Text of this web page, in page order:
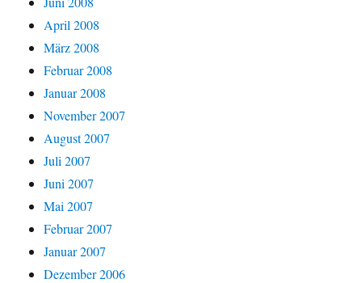
April 2008
März 2008
Februar 2008
Januar 2008
November 2007
August 2007
Juli 2007
Juni 2007
Mai 2007
Februar 2007
Januar 2007
Dezember 2006